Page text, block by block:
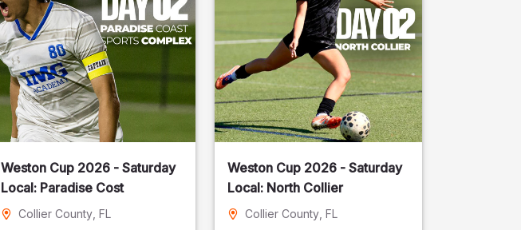
Weston Cup 2026 - Saturday
Local: Paradise Cost
Collier County , FL
Weston Cup 2026 - Saturday
Local: North Collier
Collier County, FL